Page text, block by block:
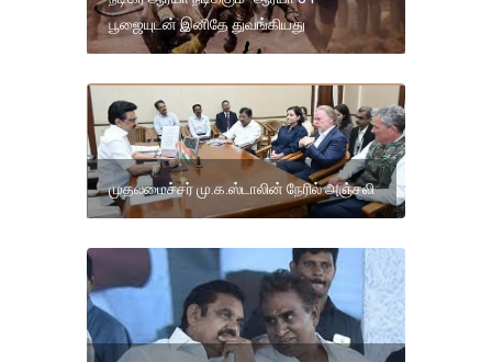
பூஜையுடன் இனிதே துவங்கியது
முதலமைச்சர் மு.க.ஸ்டாலின் நேரில் அஞ்சலி